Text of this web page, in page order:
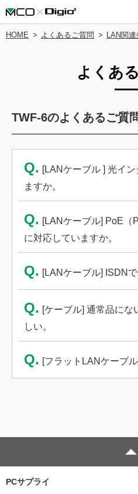
HOME よくあるご質問 LAN関
よくあ
TWF-6のよくあるご質
Q. [LANケーブル ] 光イ
ますか。
Q. [LANケーブル] PoE（
に対応していますか。
Q. [LANケーブル] ISDN
Q. [ケーブル] 通常品にな
しい。
Q. [フラットLANケーブ
PCサプライ